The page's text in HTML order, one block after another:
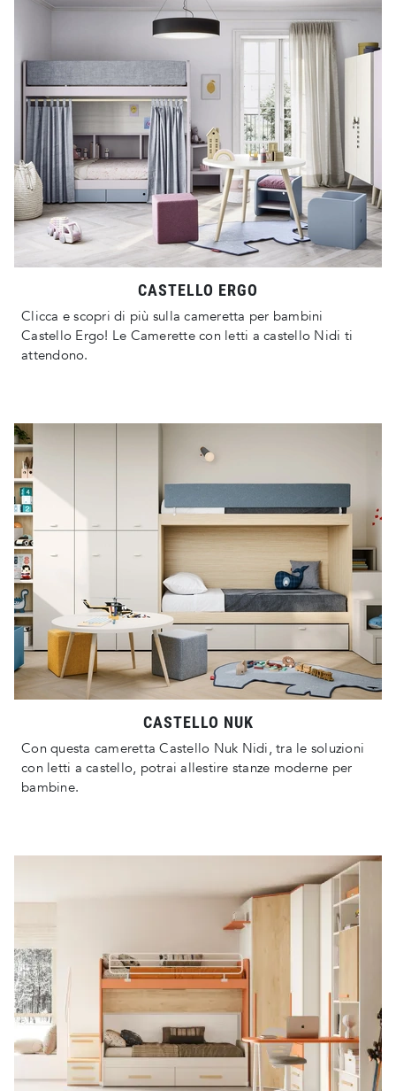
CASTELLO ERGO
Clicca e scopri di più sulla cameretta per bambini
Castello Ergo! Le Camerette con letti a castello Nidi ti
attendono.
CASTELLO NUK
Con questa cameretta Castello Nuk Nidi, tra le soluzioni
con letti a castello, potrai allestire stanze moderne per
bambine.